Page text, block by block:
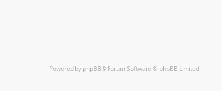
Powered by phpBB® Forum Software © phpBB Limited